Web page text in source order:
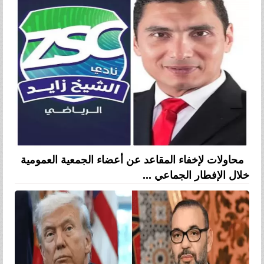
محاولات لإخفاء المقاعد عن أعضاء الجمعية العمومية
خلال الإفطار الجماعي ...